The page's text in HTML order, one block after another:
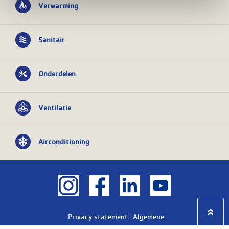
Verwarming
Sanitair
Onderdelen
Ventilatie
Airconditioning
Privacy statement
Algemene